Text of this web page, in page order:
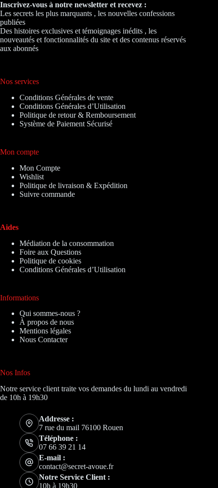
Inscrivez-vous à notre newsletter et recevez :
Les secrets les plus marquants , les nouvelles confessions
publiées
Des histoires exclusives et témoignages inédits , les
nouveautés et fonctionnalités du site et des contenus réservés
aux abonnés
Nos services
Conditions Générales de vente
Conditions Générales d’Utilisation
Politique de retour & Remboursement
Système de Paiement Sécurisé
Mon compte
Mon Compte
Wishlist
Politique de livraison & Expédition
Suivre commande
Aides
Médiation de la consommation
Foire aux Questions
Politique de cookies
Conditions Générales d’Utilisation
Informations
Qui sommes-nous ?
À propos de nous
Mentions légales
Nous Contacter
Nos Infos
Notre service client traite vos demandes du lundi au vendredi
de 10h à 19h30
Addresse :
7 rue du mail 76100 Rouen
Téléphone :
07 66 39 21 14
E-mail :
contact@secret-avoue.fr
Notre Service Client :
10h à 19h30